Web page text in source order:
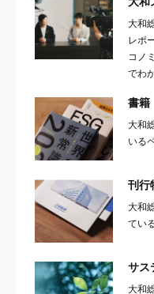
大和
レポ
コノ
でわ
書籍
大和
いる
刊行
大和
てい
サス
大和